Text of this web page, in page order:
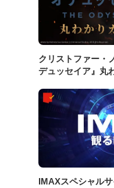
クリストファー・
デュッセイア』丸
IMAXスペシャル